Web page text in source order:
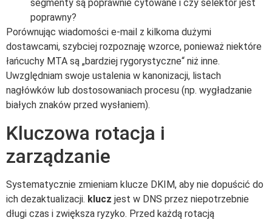
segmenty są poprawnie cytowane i czy selektor jest
poprawny?
Porównując wiadomości e-mail z kilkoma dużymi
dostawcami, szybciej rozpoznaję wzorce, ponieważ niektóre
łańcuchy MTA są „bardziej rygorystyczne“ niż inne.
Uwzględniam swoje ustalenia w kanonizacji, listach
nagłówków lub dostosowaniach procesu (np. wygładzanie
białych znaków przed wysłaniem).
Kluczowa rotacja i
zarządzanie
Systematycznie zmieniam klucze DKIM, aby nie dopuścić do
ich dezaktualizacji. klucz jest w DNS przez niepotrzebnie
długi czas i zwiększa ryzyko. Przed każdą rotacją